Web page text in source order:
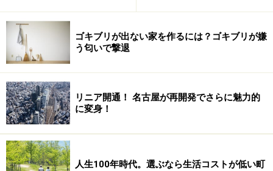
り心地の良いダイニングチェアーをキッチンの近くに配
しておき、子どもはそこで宿題したりテレビを見たりし
て夕食ができるのを待つ。キッチンはダイニングと向か
い合う対面式が理想的です。自分は家事をこなしなが
す。
家族の会話は食事時が多い
ゴキブリが出ない家を作るには？ゴキブリが嫌
う匂いで撃退
リニア開通！ 名古屋が再開発でさらに魅力的
に変身！
人生100年時代。選ぶなら生活コストが低い町